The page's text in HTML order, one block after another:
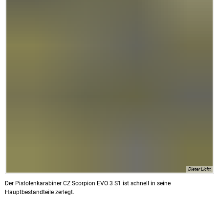
Dieter Licht
Der Pistolenkarabiner CZ Scorpion EVO 3 S1 ist schnell in seine
Hauptbestandteile zerlegt.